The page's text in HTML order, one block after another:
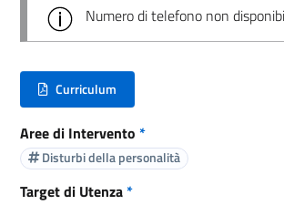
Numero di telefono non
Curriculum
(nuova scheda - new tab)
Aree di Intervento *
Disturbi della personalità
Target di Utenza*